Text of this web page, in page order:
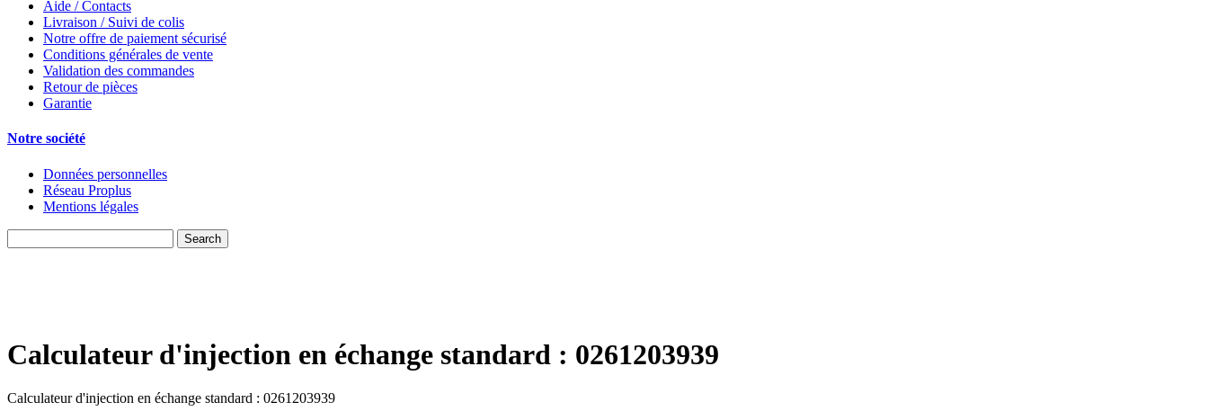
Aide / Contacts
Livraison / Suivi de colis
Notre offre de paiement sécurisé
Conditions générales de vente
Validation des commandes
Retour de pièces
Garantie
Notre société
Données personnelles
Réseau Proplus
Mentions légales
Calculateur d'injection en échange standard : 0261203939
Calculateur d'injection en échange standard : 0261203939